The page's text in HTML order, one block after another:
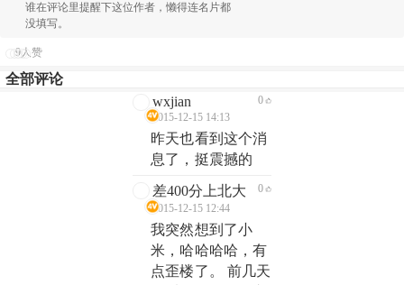
谁在评论里提醒下这位作者，懒得连名片都
没填写。
9人赞
全部评论
wxjian
2015-12-15 14:13
0
昨天也看到这个消
息了，挺震撼的
差400分上北大
2015-12-15 12:44
0
我突然想到了小
米，哈哈哈哈，有
点歪楼了。 前几天